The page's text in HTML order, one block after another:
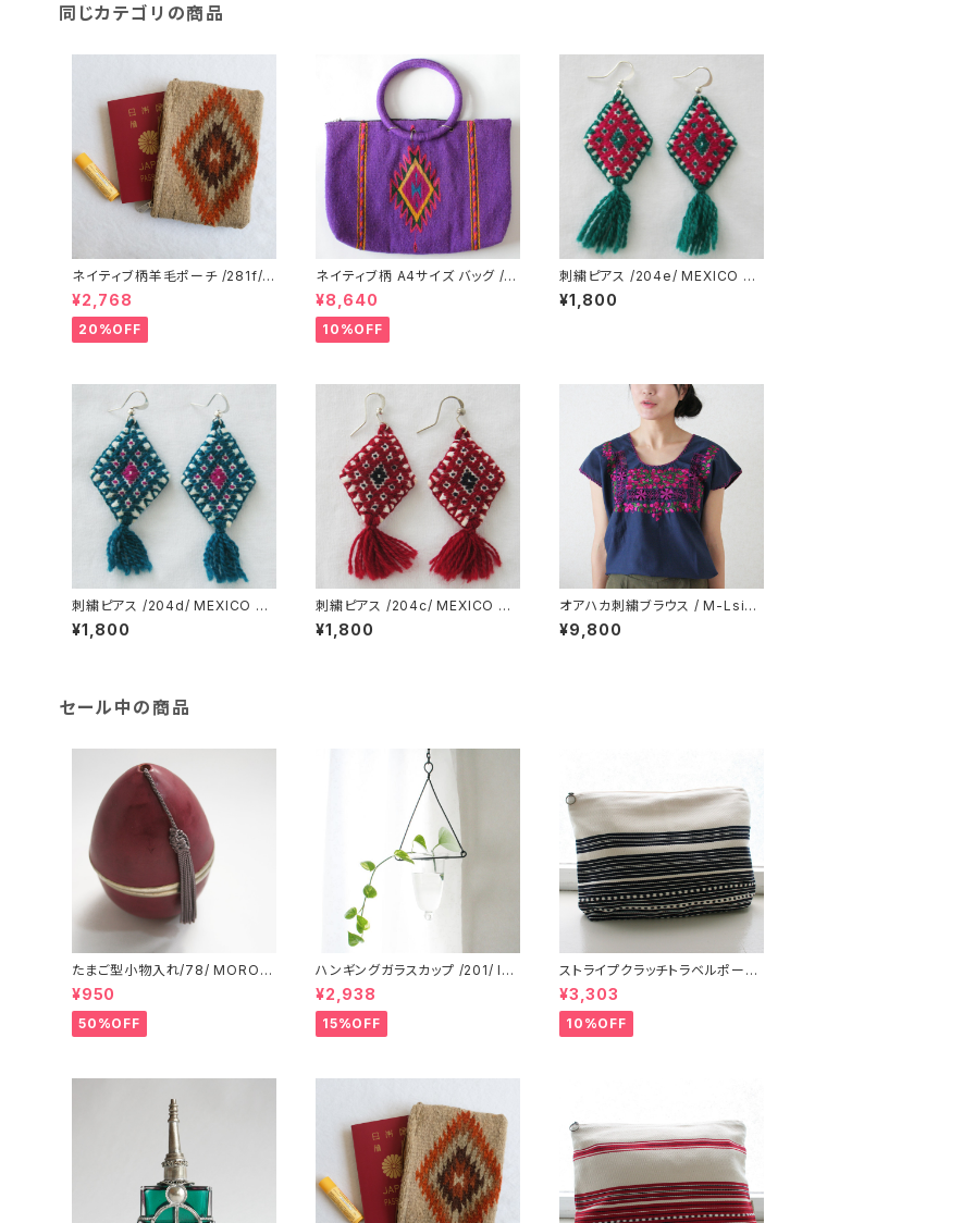
同じカテゴリの商品
ネイティブ柄羊毛ポーチ /281f/
MEXICO メキシコ
¥2,768
20%OFF
ネイティブ柄 A4サイズ バッグ /2
79d/ MEXICO
¥8,640
10%OFF
刺繍ピアス /204e/ MEXICO メ
キシコ
¥1,800
刺繍ピアス /204d/ MEXICO メ
キシコ
¥1,800
刺繍ピアス /204c/ MEXICO メ
キシコ
¥1,800
オアハカ刺繍ブラウス / M-Lsize
/212_i/ MEXICO メキシコ
¥9,800
セール中の商品
たまご型小物入れ/78/ MOROC
CO モロッコ
¥950
50%OFF
ハンギングガラスカップ /201/ IN
DIA インド
¥2,938
15%OFF
ストライプクラッチトラベルポーチ/
L /147/Blue/ HUNGARY ハン
ガリー
¥3,303
10%OFF